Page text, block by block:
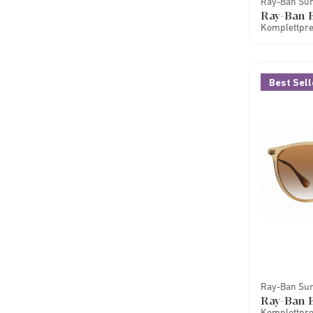
Ray-Ban
Best
Ray-Ban
Ray-Ban